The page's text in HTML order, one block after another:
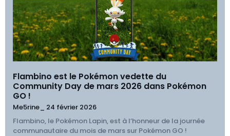
Flambino est le Pokémon vedette du
Community Day de mars 2026 dans Pokémon
GO !
Me5rine_ 24 février 2026
Flambino, le Pokémon Lapin, est à l’honneur de la journée
communautaire du mois de mars sur Pokémon GO !